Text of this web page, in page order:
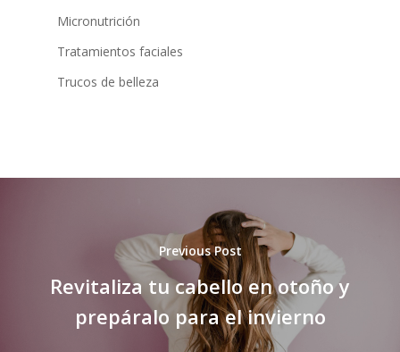
31 1 2
Micronutrición
Tratamientos faciales
Trucos de belleza
Previous Post
Revitaliza tu cabello en otoño y
prepáralo para el invierno